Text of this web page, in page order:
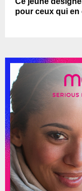
pour ceux qui en